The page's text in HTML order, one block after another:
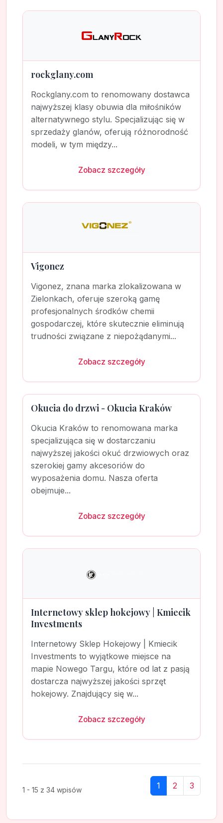
rockglany.com
Rockglany.com to renomowany dostawca
najwyższej klasy obuwia dla miłośników
alternatywnego stylu. Specjalizując się w
sprzedaży glanów, oferują różnorodność
modeli, w tym między...
Zobacz szczegóły
Vigonez
Vigonez, znana marka zlokalizowana w
Zielonkach, oferuje szeroką gamę
profesjonalnych środków chemii
gospodarczej, które skutecznie eliminują
trudności związane z niepożądanymi...
Zobacz szczegóły
Okucia do drzwi - Okucia Kraków
Okucia Kraków to renomowana marka
specjalizująca się w dostarczaniu
najwyższej jakości okuć drzwiowych oraz
szerokiej gamy akcesoriów do
wyposażenia domu. Nasza oferta
obejmuje...
Zobacz szczegóły
Internetowy sklep hokejowy | Kmiecik
Investments
Internetowy Sklep Hokejowy | Kmiecik
Investments to wyjątkowe miejsce na
mapie Nowego Targu, które od lat z pasją
dostarcza najwyższej jakości sprzęt
hokejowy. Znajdujący się w...
Zobacz szczegóły
1 - 15 z 34 wpisów 1 2 3